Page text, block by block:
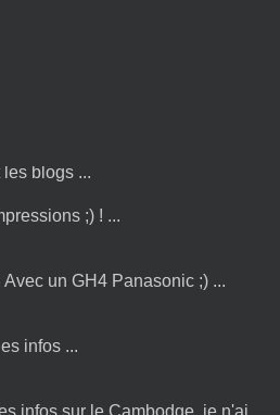
blogs ...
;) ! ...
un GH4 Panasonic ;) ...
infos ...
infos sur le Cambodge, je n'ai